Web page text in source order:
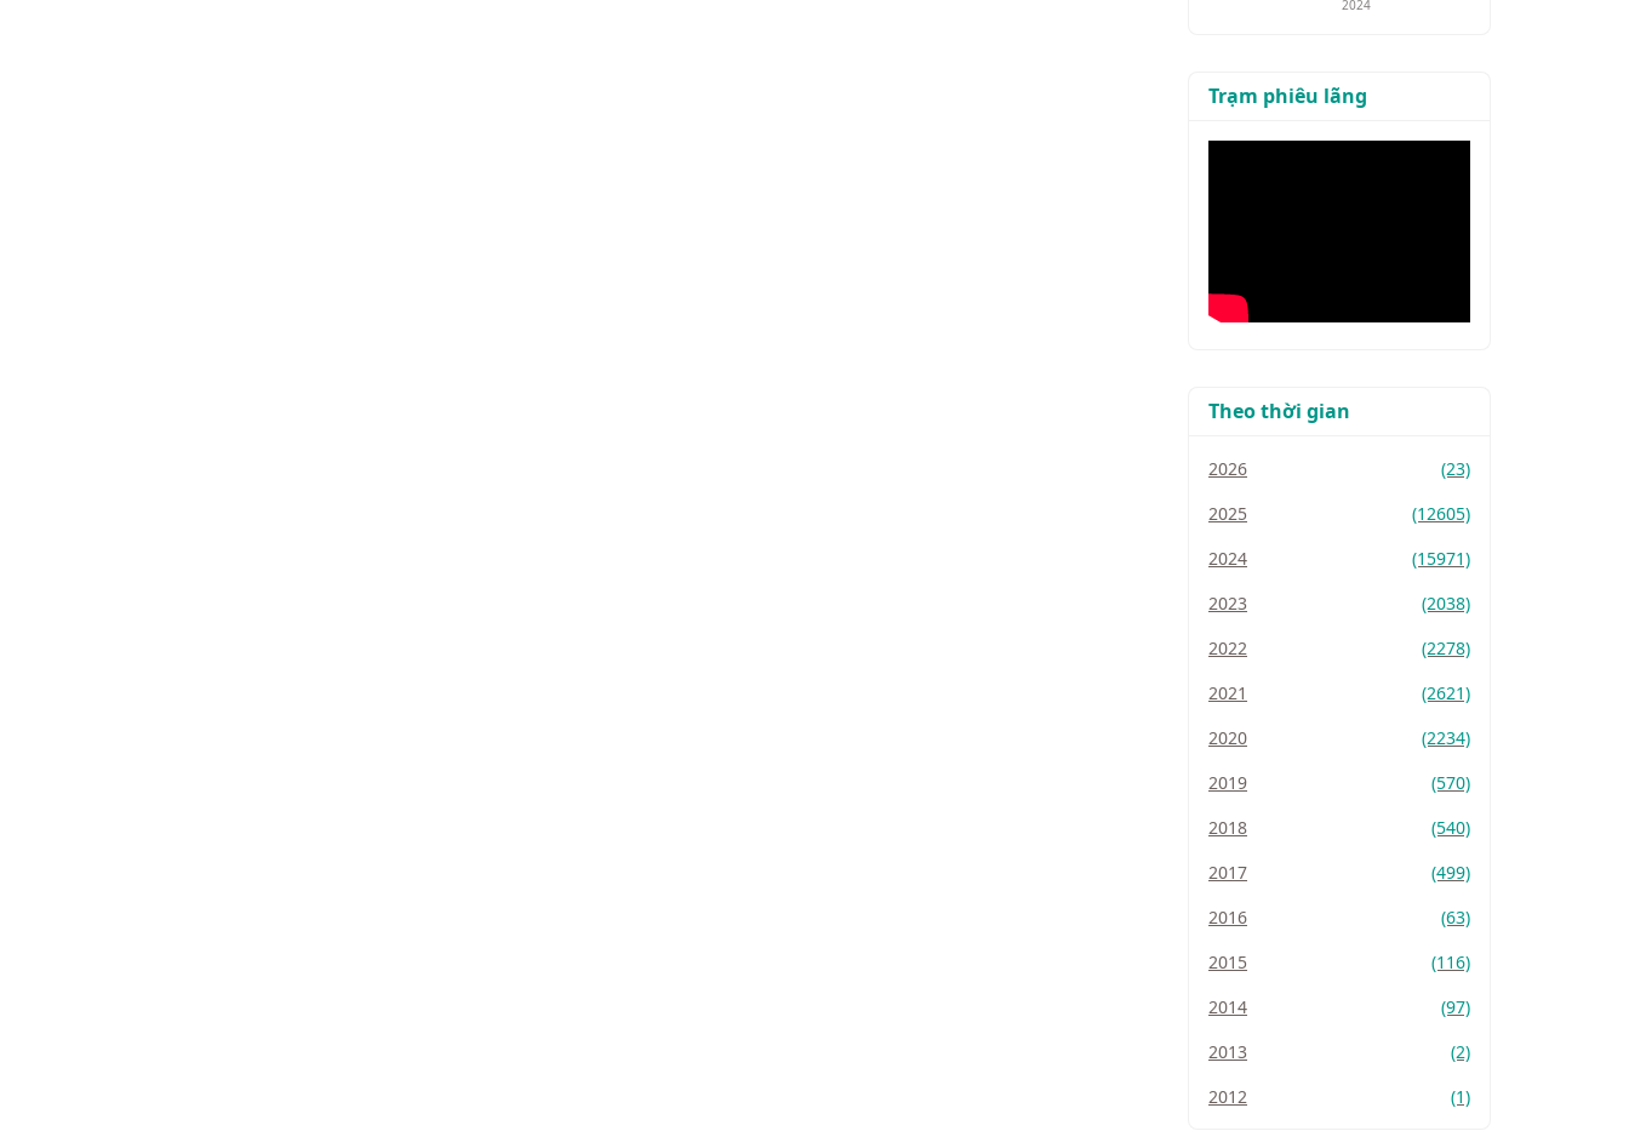
2024
Trạm phiêu lãng
Theo thời gian
2026
(23)
2025
(12605)
2024
(15971)
2023
(2038)
2022
(2278)
2021
(2621)
2020
(2234)
2019
(570)
2018
(540)
2017
(499)
2016
(63)
2015
(116)
2014
(97)
2013
(2)
2012
(1)